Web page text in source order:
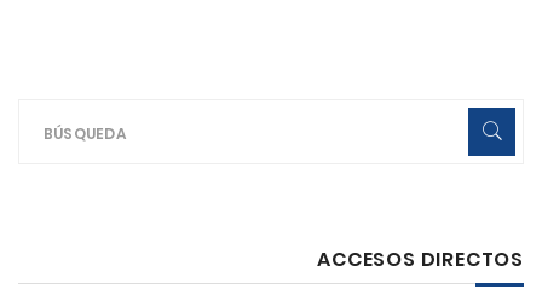
ACCESOS DIRECTOS